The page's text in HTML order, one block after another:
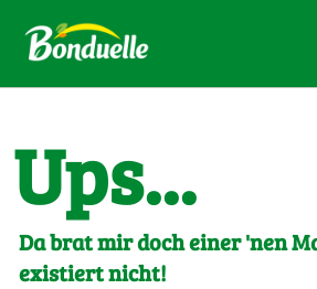
Ups...
Da brat mir doch einer 'nen
existiert nicht!